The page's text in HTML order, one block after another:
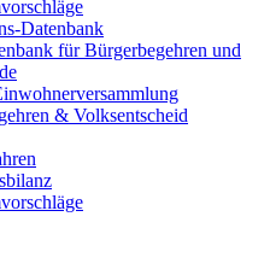
Datenbank
für Bürgerbegehren und
& Volksentscheid